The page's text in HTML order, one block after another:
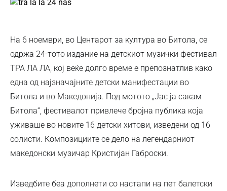
На 6 ноември, во Центарот за култура во Битола, се
одржа 24-тото издание на детскиот музички фестивал
ТРА ЛА ЛА, кој веќе долго време е препознатлив како
една од најзначајните детски манифестации во
Битола и во Македонија. Под мотото „Јас ја сакам
Битола“, фестивалот привлече бројна публика која
уживаше во новите 16 детски хитови, изведени од 16
солисти. Композициите се дело на легендарниот
македонски музичар Кристијан Габроски.
Изведбите беа дополнети со настапи на пет балетски